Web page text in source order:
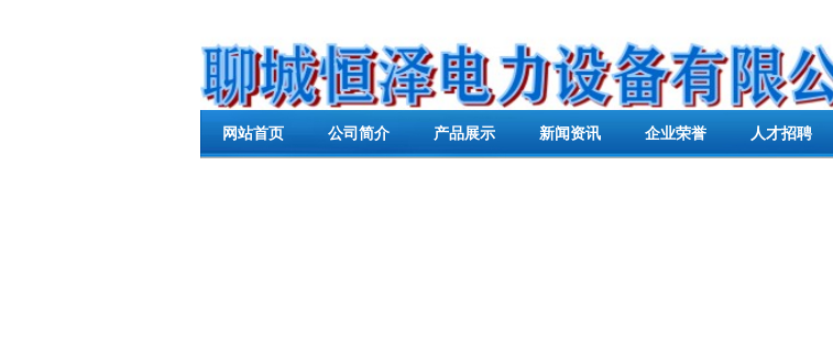
网站首页 公司简介 产品展示 新闻资讯 企业荣誉 人才招聘